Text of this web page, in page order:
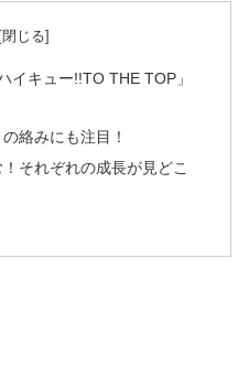
イキュー!!TO THE TOP」
絡みにも注目！
それぞれの成長が見どこ